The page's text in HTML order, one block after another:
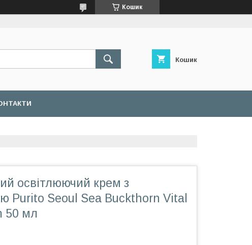
Кошик
Кошик
освітлюючий крем з
Purito Seoul Sea Buckthorn Vital
50 мл